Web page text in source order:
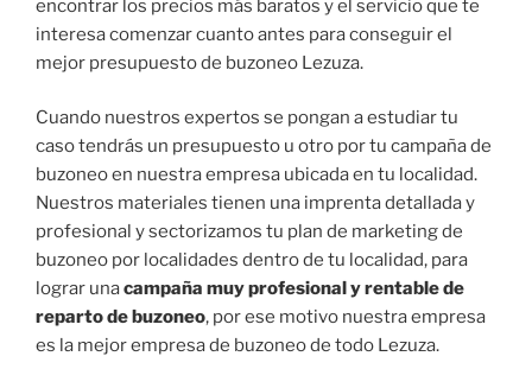
encontrar los precios más baratos y el servicio que te
interesa comenzar cuanto antes para conseguir el
mejor presupuesto de buzoneo Lezuza.
Cuando nuestros expertos se pongan a estudiar tu
caso tendrás un presupuesto u otro por tu campaña de
buzoneo en nuestra empresa ubicada en tu localidad.
Nuestros materiales tienen una imprenta detallada y
profesional y sectorizamos tu plan de marketing de
buzoneo por localidades dentro de tu localidad, para
lograr unacampaña muy profesional y rentable de
reparto de buzoneo, por ese motivo nuestra empresa
es la mejor empresa de buzoneo de todo Lezuza.